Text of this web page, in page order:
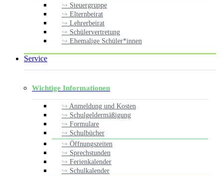
Steuergruppe
Elternbeirat
Lehrerbeirat
Schülervertretung
Ehemalige Schüler*innen
Service
Wichtige Informationen
Anmeldung und Kosten
Schulgeldermäßigung
Formulare
Schulbücher
Öffnungszeiten
Sprechstunden
Ferienkalender
Schulkalender